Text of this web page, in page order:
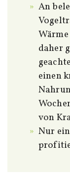
An
daher
einen
von
Nur